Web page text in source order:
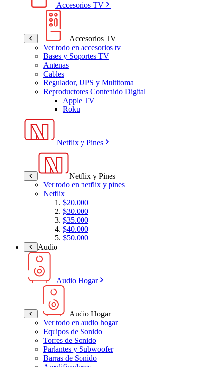
Accesorios TV
Accesorios TV
Ver todo en accesorios tv
Bases y Soportes TV
Antenas
Cables
Regulador, UPS y Multitoma
Reproductores Contenido Digital
Apple TV
Roku
Netflix y Pines
Netflix y Pines
Ver todo en netflix y pines
Netflix
$20.000
$30.000
$35.000
$40.000
$50.000
Audio
Audio Hogar
Audio Hogar
Ver todo en audio hogar
Equipos de Sonido
Torres de Sonido
Parlantes y Subwoofer
Barras de Sonido